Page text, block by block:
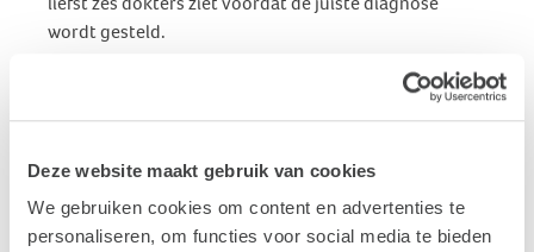
Deze website maakt gebruik van cookies
We gebruiken cookies om content en advertenties te
personaliseren, om functies voor social media te bieden
wordt gesteld.
Duizeligheids- en evenwichtsklachten zijn zeer
maanden. Bij patiënten die chronische
klachten ontwikkelen, speelt een overgevoelig brein
mogelijk een belangrijke rol. Goed nieuws, want we